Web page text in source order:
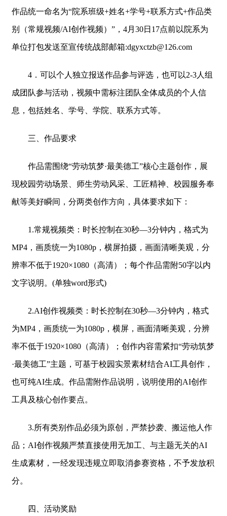
作品统一命名为“院系班级+姓名+学号+联系方式+作品类
别（常规视频/AI创作视频）”，4月30日17点前以院系为
单位打包发送至宣传统战部邮箱:dgyxctzb@126.com
4．可以个人独立报送作品参与评选，也可以2-3人组
成团队参与活动，视频中需标注团队全体成员的个人信
息，包括姓名、学号、学院、联系方式等。
三、作品要求
作品需围绕“劳动筑梦·最美德工”核心主题创作，展
现校园劳动场景、师生劳动风采、工匠精神、校园服务奉
献等美好瞬间，分两类创作方向，具体要求如下：
1.常规视频类：时长控制在30秒—3分钟内，格式为
MP4，画质统一为1080p，横屏拍摄，画面清晰美观，分
辨率不低于1920×1080（高清）；每个作品需附50字以内
文字说明。(单独word形式)
2.AI创作视频类：时长控制在30秒—3分钟内，格式
为MP4，画质统一为1080p，横屏，画面清晰美观，分辨
率不低于1920×1080（高清）；创作内容需紧扣“劳动筑梦
·最美德工”主题，可基于校园实景素材结合AI工具创作，
也可纯AI生成。作品需附作品说明，说明使用的AI创作
工具及核心创作要点。
3.所有类别作品必须为原创，严禁抄袭、搬运他人作
品；AI创作视频严禁直接使用无加工、与主题无关的AI
生成素材，一经发现违规立即取消参赛资格，不予发放积
分。
四、活动奖励